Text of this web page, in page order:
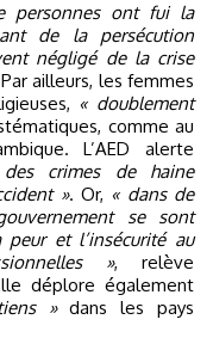
personnes ont fui la
de la persécution
négligé de la crise
ailleurs, les femmes
« doublement
comme au
L’AED alerte
crimes de haine
». Or, « dans de
se sont
et l’insécurité au
», relève
déplore également
»dans les pays